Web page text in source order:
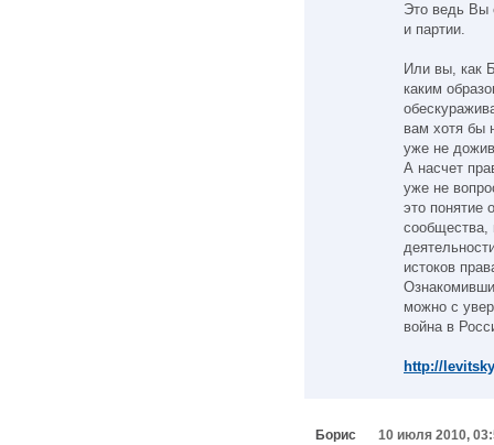
Это ведь Вы
и партии.
Или вы, как
каким
вам хотя бы
уже не
А насчет
уже не
это понятие
сообщества,
истоков
можно с
война в
http://
Борис 10 июля 2010,